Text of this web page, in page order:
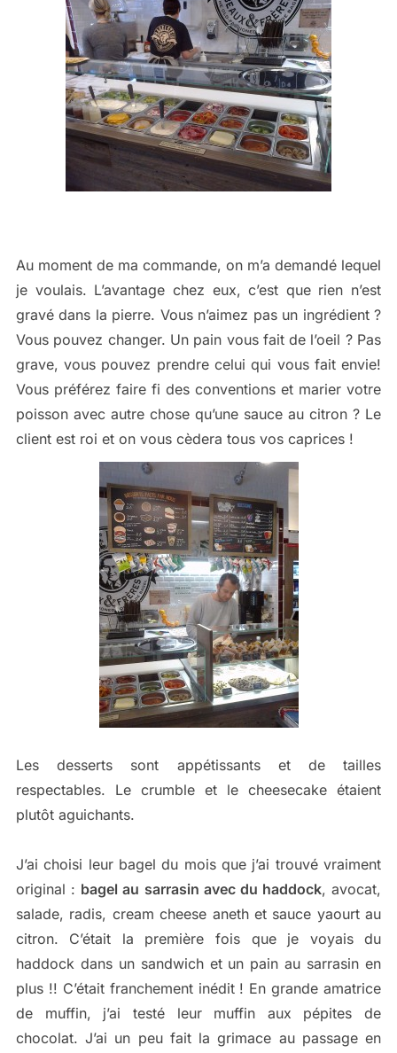
Au moment de ma commande, on m’a demandé lequel
je voulais. L’avantage chez eux, c’est que rien n’est
gravé dans la pierre. Vous n’aimez pas un ingrédient ?
Vous pouvez changer. Un pain vous fait de l’oeil ? Pas
grave, vous pouvez prendre celui qui vous fait envie!
Vous préférez faire fi des conventions et marier votre
poisson avec autre chose qu’une sauce au citron ? Le
client est roi et on vous cèdera tous vos caprices !
Les desserts sont appétissants et de tailles
respectables. Le crumble et le cheesecake étaient
plutôt aguichants.
J’ai choisi leur bagel du mois que j’ai trouvé vraiment
original : bagel au sarrasin avec du haddock, avocat,
salade, radis, cream cheese aneth et sauce yaourt au
citron. C’était la première fois que je voyais du
haddock dans un sandwich et un pain au sarrasin en
plus !! C’était franchement inédit ! En grande amatrice
de muffin, j’ai testé leur muffin aux pépites de
chocolat. J’ai un peu fait la grimace au passage en